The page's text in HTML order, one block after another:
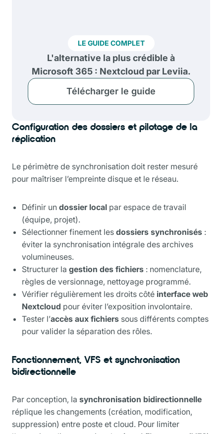
LE GUIDE COMPLET
L'alternative la plus crédible à
Microsoft 365 : Nextcloud par Leviia.
Télécharger le guide
Configuration des dossiers et pilotage de la
réplication
Le périmètre de synchronisation doit rester mesuré
pour maîtriser l’empreinte disque et le réseau.
Définir un dossier local par espace de travail
(équipe, projet).
Sélectionner finement les dossiers synchronisés :
éviter la synchronisation intégrale des archives
volumineuses.
Structurer la gestion des fichiers : nomenclature,
règles de versionnage, nettoyage programmé.
Vérifier régulièrement les droits côté interface web
Nextcloud pour éviter l’exposition involontaire.
Tester l’accès aux fichiers sous différents comptes
pour valider la séparation des rôles.
Fonctionnement, VFS et synchronisation
bidirectionnelle
Par conception, la synchronisation bidirectionnelle
réplique les changements (création, modification,
suppression) entre poste et cloud. Pour limiter